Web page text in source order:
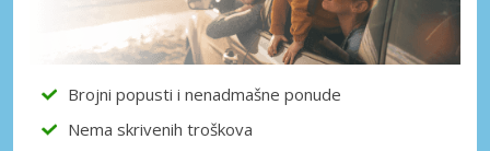
Brojni popusti i nenadmašne ponude
Nema skrivenih troškova